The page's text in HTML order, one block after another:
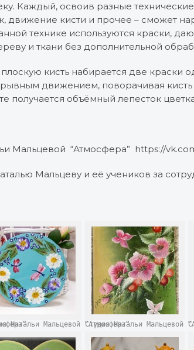
Каждый, освоив разные
движение кисти и прочее – сможет
технике используются краски,
и ткани без дополнительной
плоскую кисть набирается две краски
движением, поворачивая
получается объёмный лепесток
Мальцевой “Атмосфера” https://
Мальцеву и её учеников за
Натальи Мальцевой “Атмосфера”Студия Натальи Мальцевой